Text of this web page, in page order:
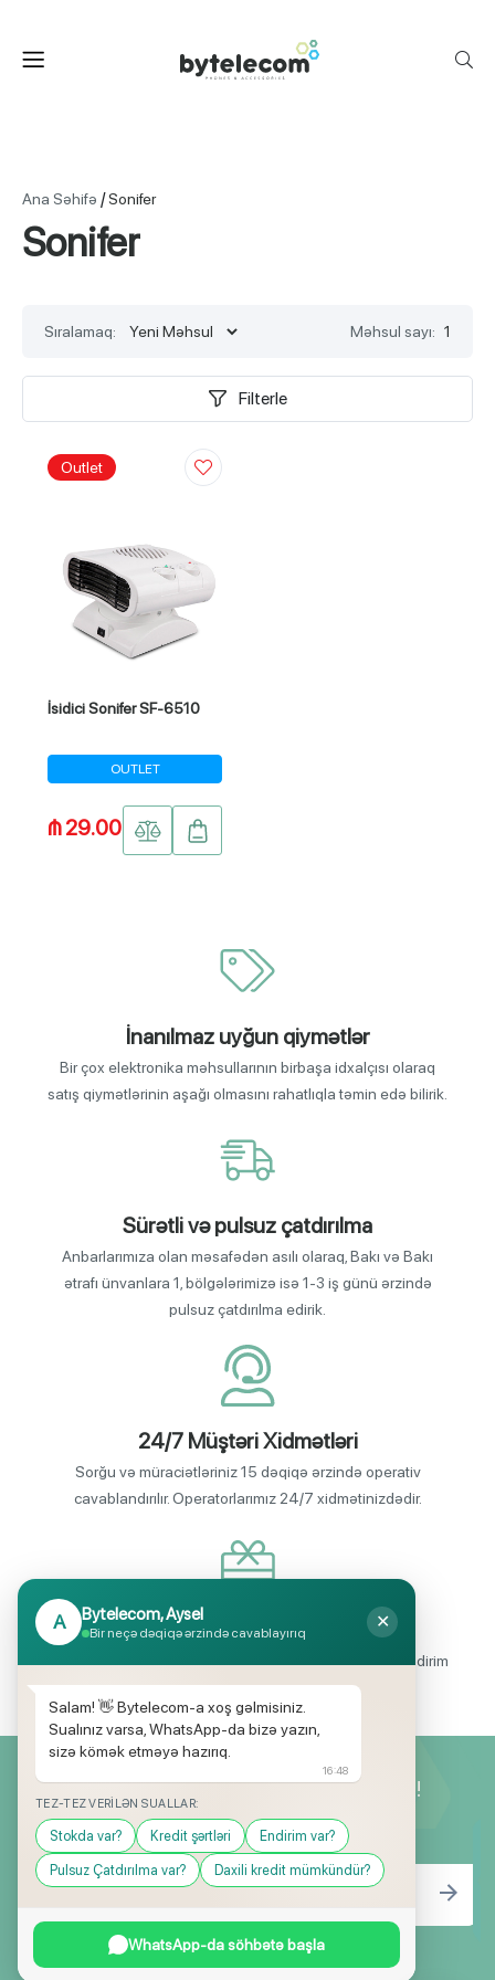
Ana Səhifə /Sonifer
Sonifer
Sıralamaq: Məhsul sayı: 1
Filterle
Outlet
İsidici Sonifer SF-6510
OUTLET
₼ 29.00
İnanılmaz uyğun qiymətlər
Bir çox elektronika məhsullarının birbaşa idxalçısı olaraq
satış qiymətlərinin aşağı olmasını rahatlıqla təmin edə bilirik.
Sürətli və pulsuz çatdırılma
Anbarlarımıza olan məsafədən asılı olaraq, Bakı və Bakı
ətrafı ünvanlara 1, bölgələrimizə isə 1-3 iş günü ərzində
pulsuz çatdırılma edirik.
24/7 Müştəri Xidmətləri
Sorğu və müraciətləriniz 15 dəqiqə ərzində operativ
cavablandırılır. Operatorlarımız 24/7 xidmətinizdədir.
Endirimli məhsul seçimi
Mağazalarımızda mütəmadi olaraq, yüksək məbləğli endirim
və hədiyyə kampaniyaları keçirilir.
Yeniliklərimizdən ilk siz xəbərdar olun!
A Bytelecom, Aysel
Bir neçə dəqiqə ərzində cavablayırıq
✕
Salam! 👋 Bytelecom-a xoş gəlmisiniz.
Sualınız varsa, WhatsApp-da bizə yazın,
sizə kömək etməyə hazırıq.
16:48
TEZ-TEZ VERILƏN SUALLAR:
Stokda var? Kredit şərtləri Endirim var?
Pulsuz Çatdırılma var? Daxili kredit mümkündür?
WhatsApp-da söhbətə başla